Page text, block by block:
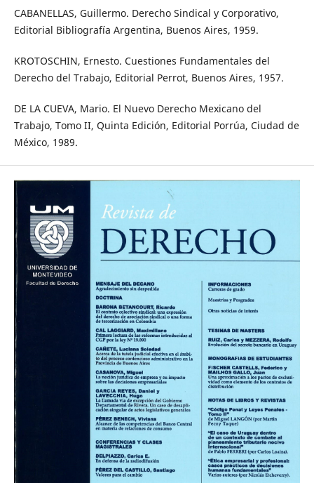
CABANELLAS, Guillermo. Derecho Sindical y Corporativo,
Editorial Bibliografía Argentina, Buenos Aires, 1959.
KROTOSCHIN, Ernesto. Cuestiones Fundamentales del
Derecho del Trabajo, Editorial Perrot, Buenos Aires, 1957.
DE LA CUEVA, Mario. El Nuevo Derecho Mexicano del
Trabajo, Tomo II, Quinta Edición, Editorial Porrúa, Ciudad de
México, 1989.